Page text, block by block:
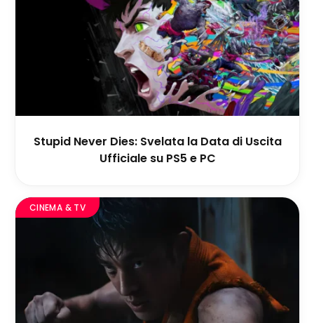
Stupid Never Dies: Svelata la Data di Uscita
Ufficiale su PS5 e PC
CINEMA & TV